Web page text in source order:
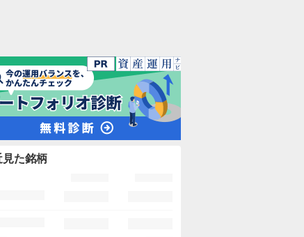
見た銘柄